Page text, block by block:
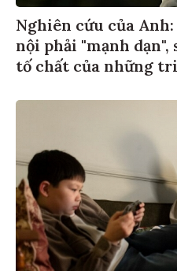
Nghiên cứu của
nội phải "mạnh
tố chất của những